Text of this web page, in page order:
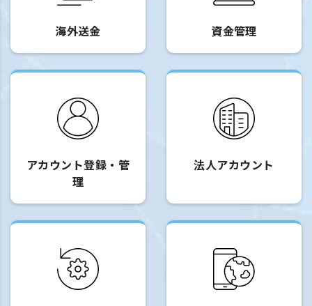
海外送金 資金管理
アカウント登録・管
理
法人アカウント